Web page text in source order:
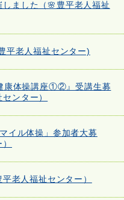
ました（🌸豊平老人福祉
平老人福祉センター)
康体操講座①②』受講生募
ンター）
イル体操」参加者大募
老人福祉センター）